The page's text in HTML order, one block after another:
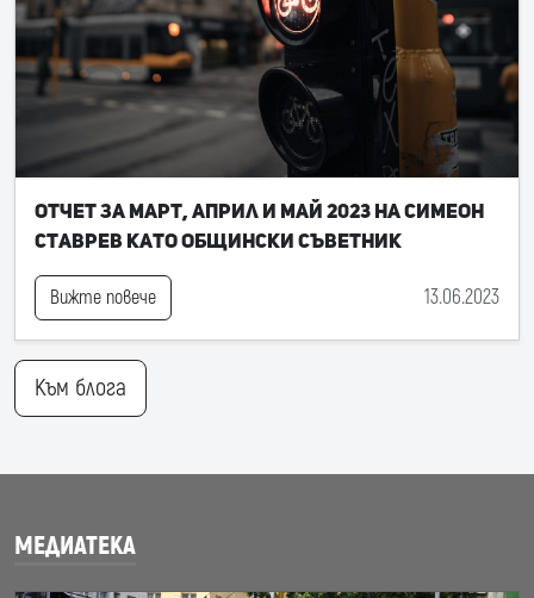
Отчет за март, април и май 2023 на Симеон
Ставрев като общински съветник
Вижте повече 13.06.2023
Към блога
МЕДИАТЕКА